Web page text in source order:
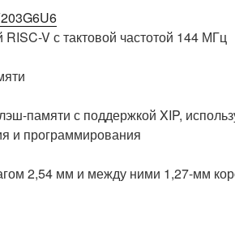
V с тактовой частотой 144 МГц
памяти с поддержкой XIP,
и программирования
2,54 мм и между ними 1,27-мм